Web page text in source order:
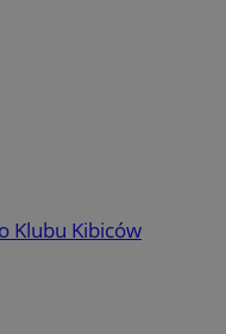
Klubu Kibiców